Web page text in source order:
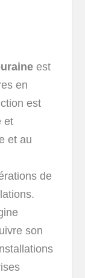
est
en
est
et
et au
de
son